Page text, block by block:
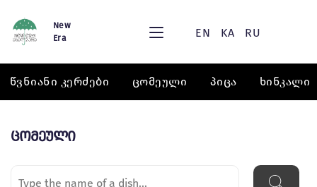
New
Era
EN KA RU
წვნიანი კერძები ცომეული პიცა ხინკალი
ცომეული